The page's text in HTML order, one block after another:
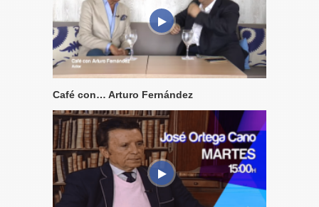
Café con… Arturo Fernández